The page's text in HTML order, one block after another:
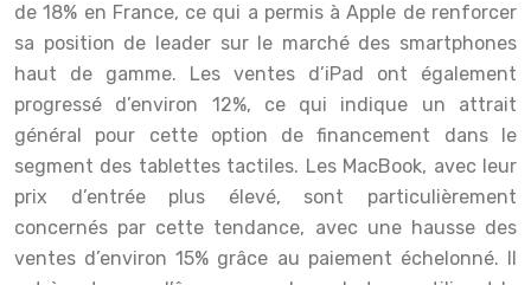
de 18% en France, ce qui a permis à Apple de renforcer
sa position de leader sur le marché des smartphones
haut de gamme. Les ventes d’iPad ont également
progressé d’environ 12%, ce qui indique un attrait
général pour cette option de financement dans le
segment des tablettes tactiles. Les MacBook, avec leur
prix d’entrée plus élevé, sont particulièrement
concernés par cette tendance, avec une hausse des
ventes d’environ 15% grâce au paiement échelonné. Il